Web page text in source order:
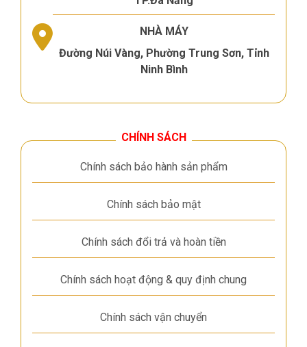
NHÀ MÁY
Đường Núi Vàng, Phường Trung Sơn, Tỉnh
Ninh Bình
CHÍNH SÁCH
Chính sách bảo hành sản phẩm
Chính sách bảo mật
Chính sách đổi trả và hoàn tiền
Chính sách hoạt động & quy định chung
Chính sách vận chuyển